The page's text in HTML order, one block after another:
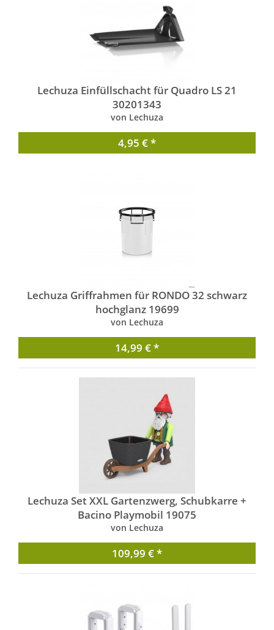
Lechuza Einfüllschacht für Quadro LS 21
30201343
von Lechuza
4,95 € *
Lechuza Griffrahmen für RONDO 32 schwarz
hochglanz 19699
von Lechuza
14,99 € *
Lechuza Set XXL Gartenzwerg, Schubkarre +
Bacino Playmobil 19075
von Lechuza
109,99 € *